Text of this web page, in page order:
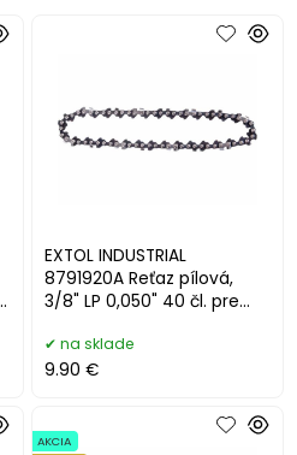
EXTOL INDUSTRIAL
8791920A Reťaz pílová,
3/8" LP 0,050" 40 čl. pre
na sklade
9.90 €
AKCIA